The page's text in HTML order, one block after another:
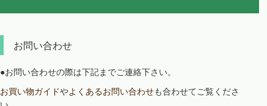
お問い合わせ
●お問い合わせの際は下記までご連絡下さい。
お買い物ガイドやよくあるお問い合わせも合わせてご覧くださ